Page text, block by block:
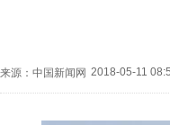
来源：中国新闻网 2018-05-11